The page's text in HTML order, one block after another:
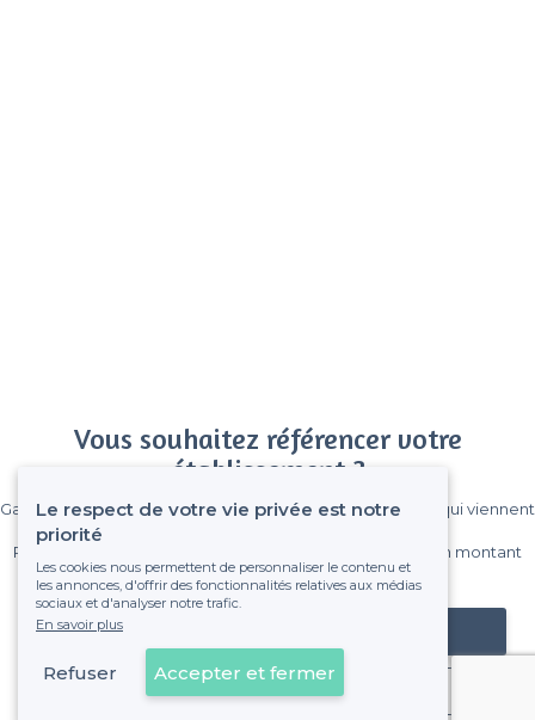
Vous souhaitez référencer votre
établissement ?
Gagnez de nombreux clients parmi le million de visiteurs qui viennent
Pas de commissions et sans engagement, vous payez un montant
fixe sans risque de voir déraper la facture.
Référencer mon établissement
Déjà client
Le respect de votre vie privée est notre
priorité
Les cookies nous permettent de personnaliser le contenu et
les annonces, d'offrir des fonctionnalités relatives aux médias
sociaux et d'analyser notre trafic.
En savoir plus
Refuser Accepter et fermer